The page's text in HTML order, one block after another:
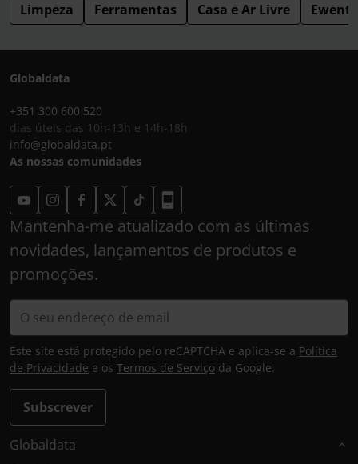
Limpeza Ferramentas Casa e Ar Livre Ewent
Globaldata
+351 300 600 520
dias úteis das 10h-13h e 14h-18h
info@globaldata.pt
As nossas comunidades
Mantenha-me atualizado com as últimas
novidades, lançamentos de produtos e
promoções.
Subscrever
Este site está protegido pelo reCAPTCHA e aplica-se a Política
de Privacidade e os Termos de Serviço da Google.
Globaldata